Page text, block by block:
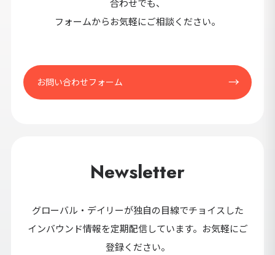
合わせでも、
フォームからお気軽にご相談ください。
お問い合わせフォーム
Newsletter
グローバル・デイリーが独自の目線でチョイスした
インバウンド情報を定期配信しています。お気軽にご
登録ください。